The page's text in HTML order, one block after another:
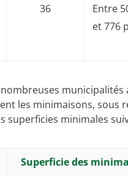
36
Entre
et 776
municipalités
les minimaisons, sous
superficies minimales
Superficie des